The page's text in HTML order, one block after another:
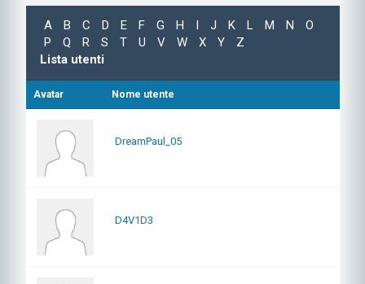
A B C D E F G H I J K L M N
O
P
Q R S T U V W X Y
Z
Lista utenti
Avatar Nome utente
DreamPaul_05
D4V1D3